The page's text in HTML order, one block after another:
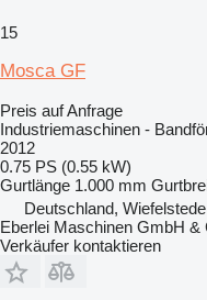
15
Mosca GF
Preis auf Anfrage
Industriemaschinen -
2012
0.75 PS (0.55 kW)
Gurtlänge 1.000 mm
Deutschland, Wiefelstede
Eberlei Maschinen GmbH &
Verkäufer kontaktieren